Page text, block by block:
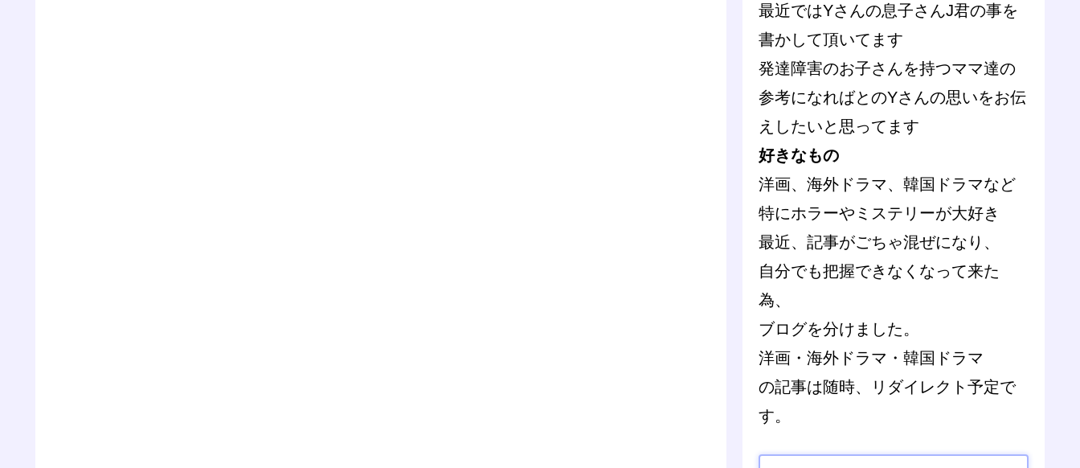
最近ではYさんの息子さんJ君の事を
書かして頂いてます
発達障害のお子さんを持つママ達の
参考になればとのYさんの思いをお伝
えしたいと思ってます
好きなもの
洋画、海外ドラマ、韓国ドラマなど
特にホラーやミステリーが大好き
最近、記事がごちゃ混ぜになり、
自分でも把握できなくなって来た
為、
ブログを分けました。
洋画・海外ドラマ・韓国ドラマ
の記事は随時、リダイレクト予定で
す。